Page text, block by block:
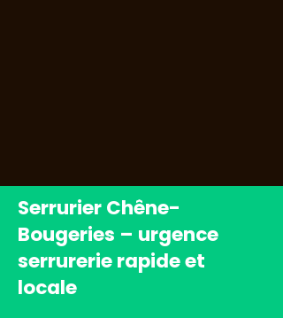
Serrurier Chêne-
Bougeries – urgence
serrurerie rapide et
locale